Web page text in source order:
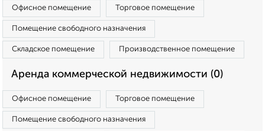
Офисное помещение Торговое помещение
Помещение свободного назначения
Складское помещение Производственное помещение
Аренда коммерческой недвижимости (0)
Офисное помещение Торговое помещение
Помещение свободного назначения